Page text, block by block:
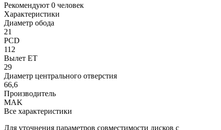
Рекомендуют 0 человек
Характеристики
Диаметр обода
21
PCD
112
Вылет ET
29
Диаметр центрального отверстия
66,6
Производитель
MAK
Все характеристики
Для уточнения параметров совместимости дисков с